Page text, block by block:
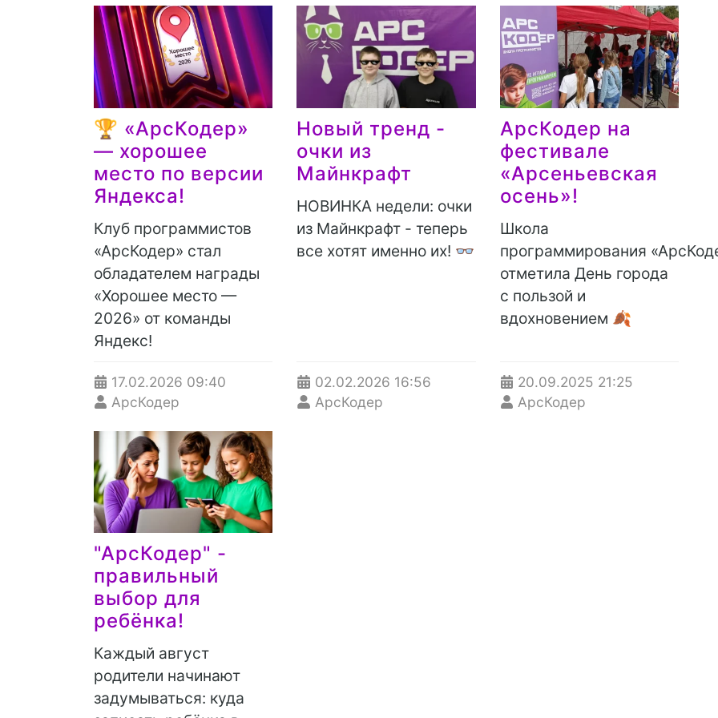
🏆 «АрсКодер»
— хорошее
место по версии
Яндекса!
Клуб программистов
«АрсКодер» стал
обладателем награды
«Хорошее место —
2026» от команды
Яндекс!
17.02.2026 09:40
АрсКодер
Новый тренд -
очки из
Майнкрафт
НОВИНКА недели: очки
из Майнкрафт - теперь
все хотят именно их! 👓
02.02.2026 16:56
АрсКодер
АрсКодер на
фестивале
«Арсеньевская
осень»!
Школа
программирования
отметила День города
с пользой и
вдохновением 🍂
20.09.2025 21:25
АрсКодер
"АрсКодер" -
правильный
выбор для
ребёнка!
Каждый август
родители начинают
задумываться: куда